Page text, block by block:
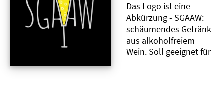
Das Logo ist eine
Abkürzung - SGAAW:
schäumendes Getränk
aus alkoholfreiem
Wein. Soll geeignet für